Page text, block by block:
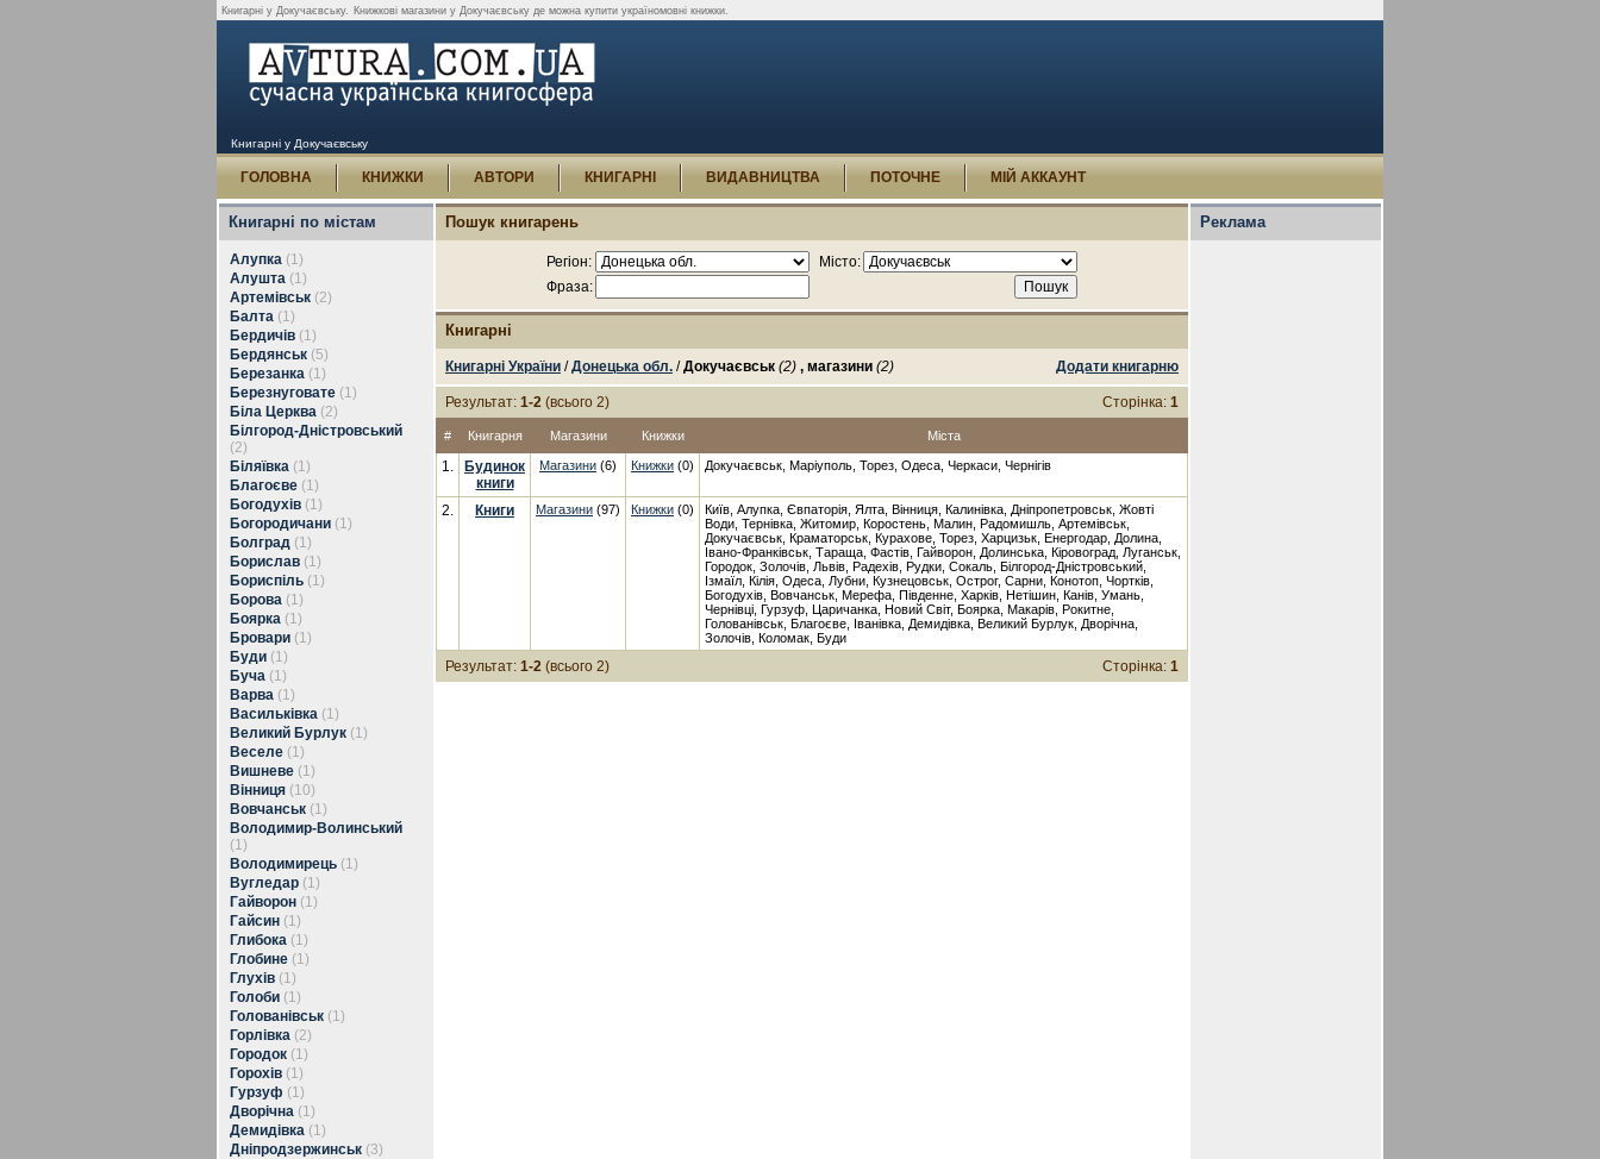
Книгарні у Докучаєвську. Книжкові магазини у Докучаєвську де можна купити україномовні книжки.
Книгарні у Докучаєвську
ГОЛОВНА КНИЖКИ АВТОРИ КНИГАРНІ ВИДАВНИЦТВА ПОТОЧНЕ МІЙ АККАУНТ
Книгарні по містам
Алупка (1)
Алушта (1)
Артемівськ (2)
Балта (1)
Бердичів (1)
Бердянськ (5)
Березанка (1)
Березнуговате (1)
Біла Церква (2)
Білгород-Дністровський
(2)
Біляївка (1)
Благоєве (1)
Богодухів (1)
Богородичани (1)
Болград (1)
Борислав (1)
Бориспіль (1)
Борова (1)
Боярка (1)
Бровари (1)
Буди (1)
Буча (1)
Варва (1)
Васильківка (1)
Великий Бурлук (1)
Веселе (1)
Вишневе (1)
Вінниця (10)
Вовчанськ (1)
Володимир-Волинський
(1)
Володимирець (1)
Вугледар (1)
Гайворон (1)
Гайсин (1)
Глибока (1)
Глобине (1)
Глухів (1)
Голоби (1)
Голованівськ (1)
Горлівка (2)
Городок (1)
Горохів (1)
Гурзуф (1)
Дворічна (1)
Демидівка (1)
Дніпродзержинськ (3)
Пошук книгарень
Регіон:
Місто:
Фраза:
Книгарні
Книгарні України /Донецька обл. /Докучаєвськ (2) , магазини (2) Додати книгарню
Результат: 1-2 (всього 2) Сторінка: 1
# Книгарня Магазини Книжки Міста
1.
Будинок
книги
Магазини (6) Книжки (0) Докучаєвськ, Маріуполь, Торез, Одеса, Черкаси, Чернігів
2. Книги Магазини (97) Книжки (0)
Київ, Алупка, Євпаторія, Ялта, Вінниця, Калинівка, Дніпропетровськ, Жовті
Води, Тернівка, Житомир, Коростень, Малин, Радомишль, Артемівськ,
Докучаєвськ, Краматорськ, Курахове, Торез, Харцизьк, Енергодар, Долина,
Івано-Франківськ, Тараща, Фастів, Гайворон, Долинська, Кіровоград, Луганськ,
Городок, Золочів, Львів, Радехів, Рудки, Сокаль, Білгород-Дністровський,
Ізмаїл, Кілія, Одеса, Лубни, Кузнецовськ, Острог, Сарни, Конотоп, Чортків,
Богодухів, Вовчанськ, Мерефа, Південне, Харків, Нетішин, Канів, Умань,
Чернівці, Гурзуф, Царичанка, Новий Світ, Боярка, Макарів, Рокитне,
Голованівськ, Благоєве, Іванівка, Демидівка, Великий Бурлук, Дворічна,
Золочів, Коломак, Буди
Результат: 1-2 (всього 2) Сторінка: 1
Реклама